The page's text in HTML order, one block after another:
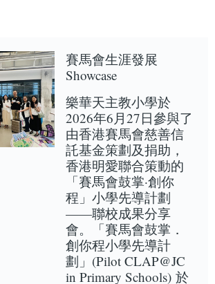
賽馬會生涯發展
Showcase
樂華天主教小學於
2026年6月27日參與了
由香港賽馬會慈善信
託基金策劃及捐助，
香港明愛聯合策動的
「賽馬會鼓掌·創你
程」小學先導計劃
——聯校成果分享
會。「賽馬會鼓掌．
創你程小學先導計
劃」(Pilot CLAP@JC
in Primary Schools) 於